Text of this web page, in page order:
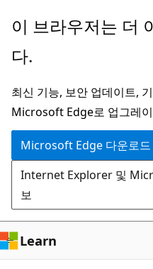
주
콘
츠
로
건
너
뛰
기
이 브라우저는 더
다.
최신 기능, 보안 업데이트,
Microsoft Edge로 업그레
Microsoft Edge 다운로드
Internet Explorer 및
보
Learn